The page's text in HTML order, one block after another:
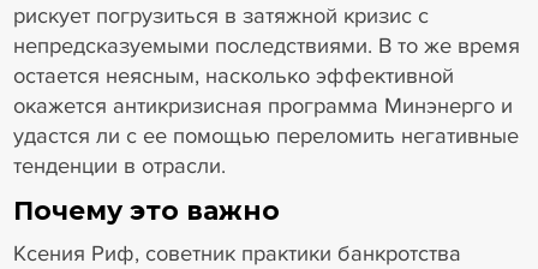
рискует погрузиться в затяжной кризис с
непредсказуемыми последствиями. В то же время
остается неясным, насколько эффективной
окажется антикризисная программа Минэнерго и
удастся ли с ее помощью переломить негативные
тенденции в отрасли.
Почему это важно
Ксения Риф, советник практики банкротства